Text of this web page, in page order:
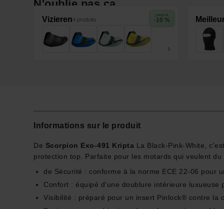
N'oublie pas ça
jusqu'à
-10 %
Vizieren4 produits
Informations sur le produit
De Scorpion Exo-491 Kripta La Black-Pink-White,
protection top. Parfaite pour les motards qui veulent du
de Sécurité : conforme à la norme ECE 22-06 pour
Confort : équipé d'une doublure intérieure luxueuse
Visibilité : préparé pour un insert Pinlock® contre la